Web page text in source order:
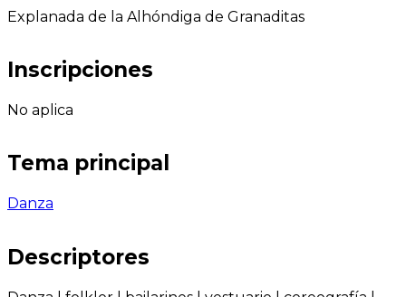
Explanada de la Alhóndiga de Granaditas
Inscripciones
No aplica
Tema principal
Danza
Descriptores